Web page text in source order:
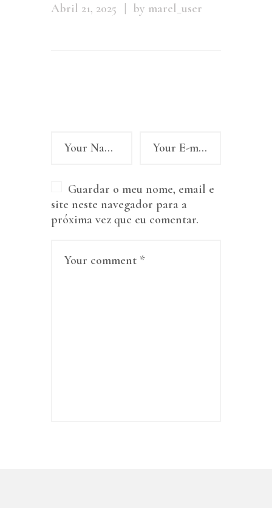
Abril 21, 2025 by marel_user
Guardar o meu nome, email e
site neste navegador para a
próxima vez que eu comentar.